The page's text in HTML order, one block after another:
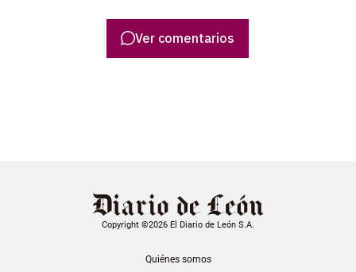
Ver comentarios
Copyright ©2026 El Diario de León S.A.
Quiénes somos